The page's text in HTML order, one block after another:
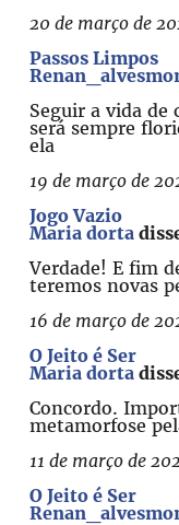
20 de março de
Passos Limpos
Seguir a vida de
será sempre
ela
19 de março de
Jogo Vazio
Maria dorta
Verdade! E fim
teremos novas
16 de março de
O Jeito é Ser
Maria dorta
Concordo.
metamorfose
11 de março de
O Jeito é Ser